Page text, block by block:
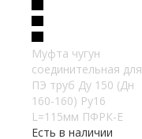
Муфта чугун
соединительная для
ПЭ труб Ду 150 (Дн
160-160) Ру16
L=115мм ПФРК-Е
Есть в наличии